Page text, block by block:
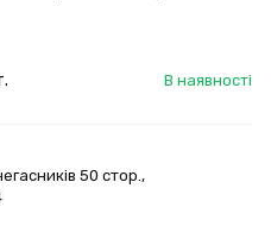
В наявності
50 стор.,